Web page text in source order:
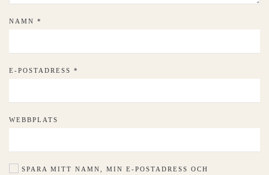
NAMN *
E-POSTADRESS *
WEBBPLATS
SPARA MITT NAMN, MIN E-POSTADRESS OCH